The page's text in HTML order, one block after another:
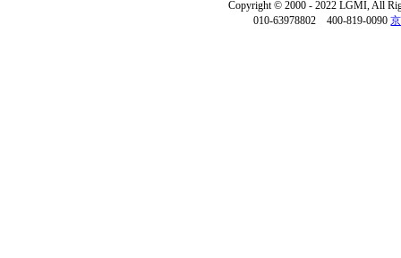
Copyright © 2000 - 2022 LGMI, All
010-63978802 400-819-0090